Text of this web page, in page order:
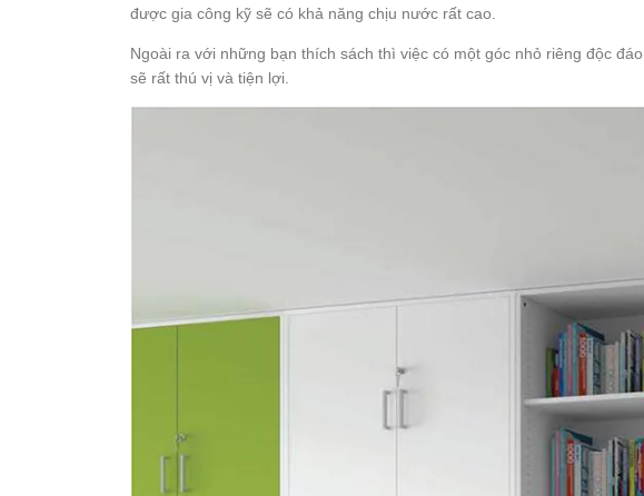
được gia công kỹ sẽ có khả năng chịu nước rất cao.
Ngoài ra với những bạn thích sách thì việc có một góc nhỏ riêng độc
sẽ rất thú vị và tiện lợi.